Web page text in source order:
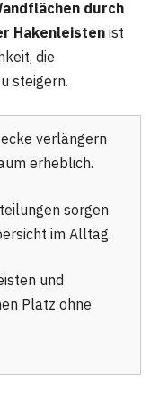
durch
Hakenleisten ist
die
steigern.
verlängern
erheblich.
sorgen
im Alltag.
und
Platz ohne